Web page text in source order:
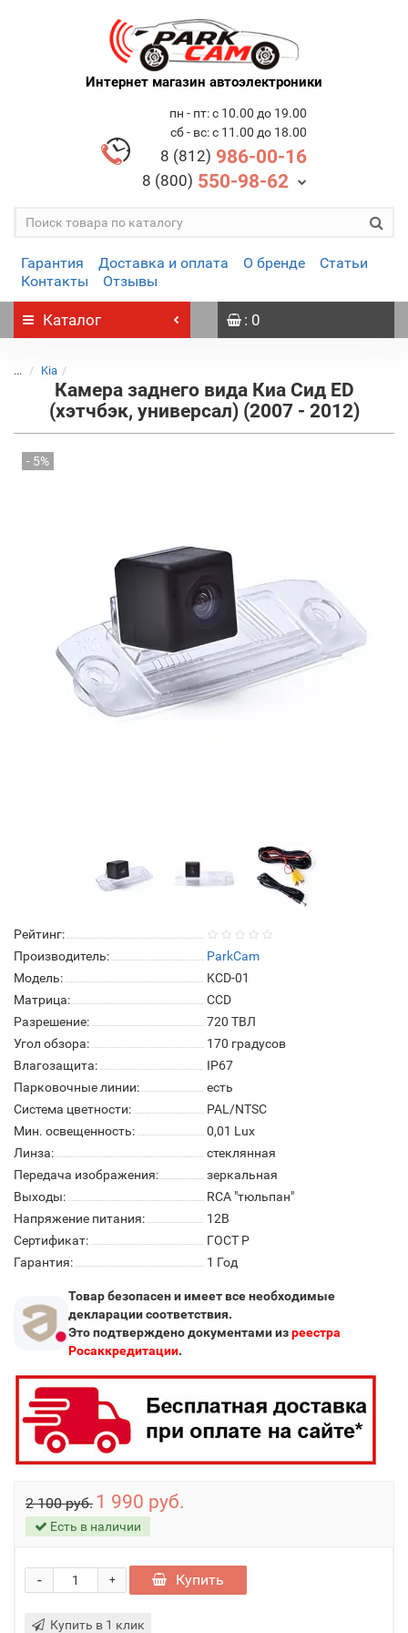
Интернет магазин автоэлектроники
пн - пт: с 10.00 до 19.00
сб - вс: с 11.00 до 18.00
8 (812) 986-00-16
8 (800) 550-98-62
Гарантия Доставка и оплата О бренде
Статьи
Контакты
Отзывы
Каталог : 0
... Kia
Камера заднего вида Киа Сид ED
(хэтчбэк, универсал) (2007 - 2012)
- 5%
Рейтинг:
Производитель:
ParkCam
Модель:
KCD-01
Матрица:
СCD
Разрешение:
720 ТВЛ
Угол обзора:
170 градусов
Влагозащита:
IP67
Парковочные линии:
есть
Система цветности:
PAL/NTSC
Мин. освещенность:
0,01 Lux
Линза:
стеклянная
Передача изображения:
зеркальная
Выходы:
RCA "тюльпан"
Напряжение питания:
12В
Сертификат:
ГОСТ Р
Гарантия:
1 Год
Товар безопасен и имеет все необходимые
декларации соответствия.
Это подтверждено документами изреестра
Росаккредитации.
2 100 руб. 1 990 руб.
Есть в наличии
+
- Купить
Купить в 1 клик